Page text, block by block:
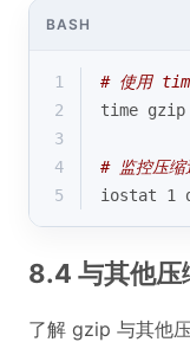
BASH
1
# 使用
2
time
3
4
# 监控压缩
5
iostat 1
8.4 与其他压
了解 gzip 与其他